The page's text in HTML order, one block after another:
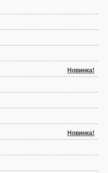
Новинка!
Новинка!